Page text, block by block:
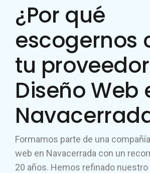
¿Por qué
escogernos
tu
Diseño Web
Formamos parte de una
web en Navacerrada con un
20 años. Hemos refinado